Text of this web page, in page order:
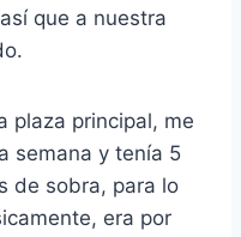
que a nuestra
plaza principal, me
semana y tenía 5
de sobra, para lo
era por